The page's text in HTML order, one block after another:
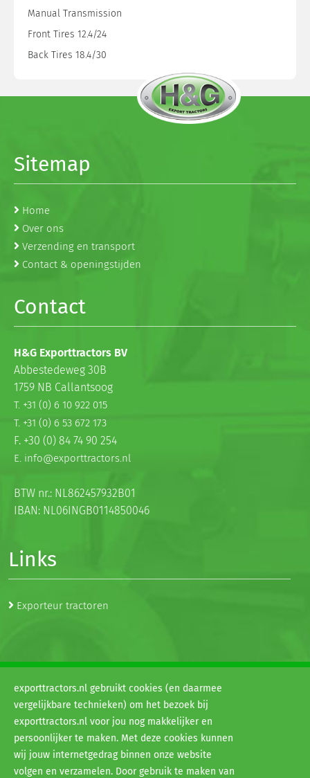
Manual Transmission
Front Tires 12.4/24
Back Tires 18.4/30
Sitemap
Home
Over ons
Verzending en transport
Contact & openingstijden
Contact
H&G Exporttractors BV
Abbestedeweg 30B
1759 NB Callantsoog
T. +31 (0) 6 10 922 015
T. +31 (0) 6 53 672 173
F. +30 (0) 84 74 90 254
E. info@exporttractors.nl
BTW nr.: NL862457932B01
IBAN: NL06INGB0114850046
Links
Exporteur tractoren
© 2026
H&G exporttractors
Algemene voorwaarden
Disclaimer
exporttractors.nl gebruikt cookies (en daarmee
vergelijkbare technieken) om het bezoek bij
exporttractors.nl voor jou nog makkelijker en
persoonlijker te maken. Met deze cookies kunnen
wij jouw internetgedrag binnen onze website
volgen en verzamelen. Door gebruik te maken van